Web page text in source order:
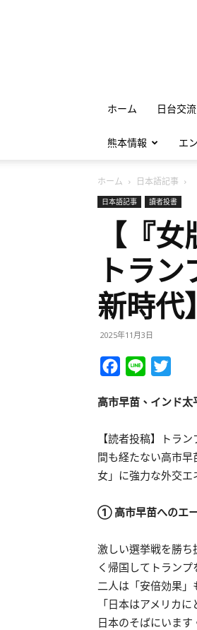
ホーム 日台交流
熊本情報 エ
ホーム 日本語記事
日本語記事 讀者投書
【『
トラ
新時代】
2025年11月3日
Facebook
Line
高市早苗、インド太
【読者投稿】トラ
間も経たない高市
女」に強力な外交エ
① 高市早苗へのエ
激しい選挙戦を勝ち
く帰国してトランプ
二人は「安倍効果」
「日本はアメリカ
日本のそばにいます